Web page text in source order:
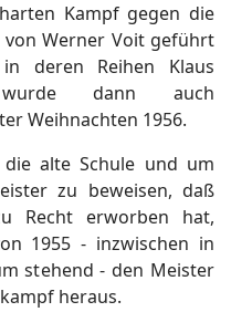
Kampf gegen die
von Werner Voit geführt
deren Reihen Klaus
dann auch
Weihnachten 1956.
alte Schule und um
zu beweisen, daß
Recht erworben hat,
1955 - inzwischen in
stehend - den Meister
heraus.